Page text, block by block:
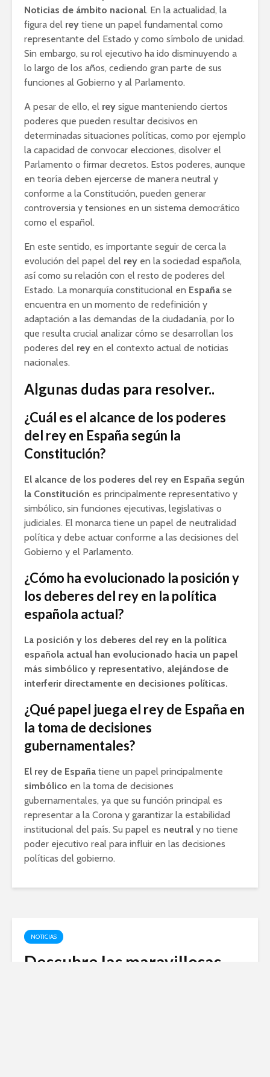
Noticias de ámbito nacional. En la actualidad, la
figura del rey tiene un papel fundamental como
representante del Estado y como símbolo de unidad.
Sin embargo, su rol ejecutivo ha ido disminuyendo a
lo largo de los años, cediendo gran parte de sus
funciones al Gobierno y al Parlamento.
A pesar de ello, el rey sigue manteniendo ciertos
poderes que pueden resultar decisivos en
determinadas situaciones políticas, como por ejemplo
la capacidad de convocar elecciones, disolver el
Parlamento o firmar decretos. Estos poderes, aunque
en teoría deben ejercerse de manera neutral y
conforme a la Constitución, pueden generar
controversia y tensiones en un sistema democrático
como el español.
En este sentido, es importante seguir de cerca la
evolución del papel del rey en la sociedad española,
así como su relación con el resto de poderes del
Estado. La monarquía constitucional en España se
encuentra en un momento de redefinición y
adaptación a las demandas de la ciudadanía, por lo
que resulta crucial analizar cómo se desarrollan los
poderes del rey en el contexto actual de noticias
nacionales.
Algunas dudas para resolver..
¿Cuál es el alcance de los poderes
del rey en España según la
Constitución?
El alcance de los poderes del rey en España según
la Constitución es principalmente representativo y
simbólico, sin funciones ejecutivas, legislativas o
judiciales. El monarca tiene un papel de neutralidad
política y debe actuar conforme a las decisiones del
Gobierno y el Parlamento.
¿Cómo ha evolucionado la posición y
los deberes del rey en la política
española actual?
La posición y los deberes del rey en la política
española actual han evolucionado hacia un papel
más simbólico y representativo, alejándose de
interferir directamente en decisiones políticas.
¿Qué papel juega el rey de España en
la toma de decisiones
gubernamentales?
El rey de España tiene un papel principalmente
simbólico en la toma de decisiones
gubernamentales, ya que su función principal es
representar a la Corona y garantizar la estabilidad
institucional del país. Su papel es neutral y no tiene
poder ejecutivo real para influir en las decisiones
políticas del gobierno.
NOTICIAS
Descubre las maravillosas